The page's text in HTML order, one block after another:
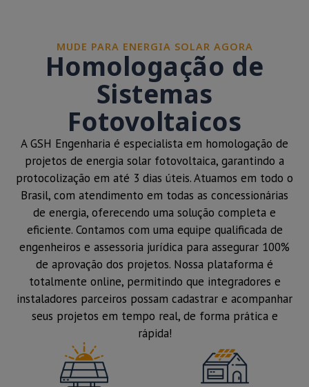
MUDE PARA ENERGIA SOLAR AGORA
Homologação de
Sistemas
Fotovoltaicos
A GSH Engenharia é especialista em homologação de
projetos de energia solar fotovoltaica, garantindo a
protocolização em até 3 dias úteis. Atuamos em todo o
Brasil, com atendimento em todas as concessionárias
de energia, oferecendo uma solução completa e
eficiente. Contamos com uma equipe qualificada de
engenheiros e assessoria jurídica para assegurar 100%
de aprovação dos projetos. Nossa plataforma é
totalmente online, permitindo que integradores e
instaladores parceiros possam cadastrar e acompanhar
seus projetos em tempo real, de forma prática e
rápida!